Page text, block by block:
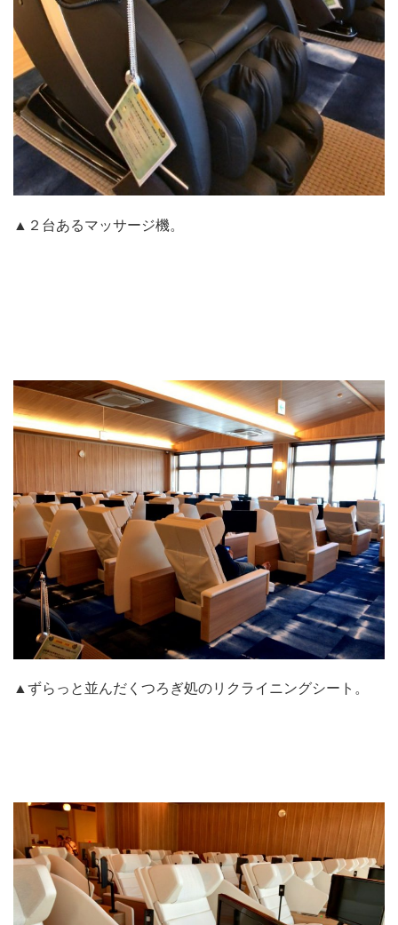
▲２台あるマッサージ機。
▲ずらっと並んだくつろぎ処のリクライニングシート。